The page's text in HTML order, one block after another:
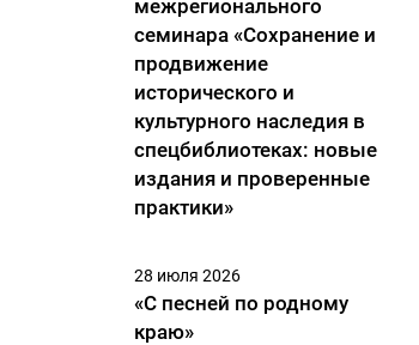
межрегионального
семинара «Сохранение и
продвижение
исторического и
культурного наследия в
спецбиблиотеках: новые
издания и проверенные
практики»
28 июля 2026
«С песней по родному
краю»